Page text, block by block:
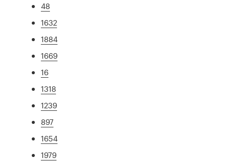
48
1632
1884
1669
16
1318
1239
897
1654
1979